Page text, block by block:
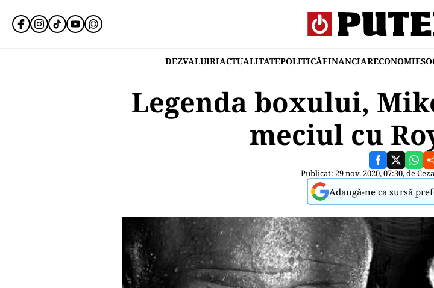
DEZVALUIRIACTUALITATEPOLITICĂFINANCIARECONOMIE
Legenda boxului,
meciul cu
Publicat: 29 nov. 2020, 07:30, de
Adaugă-ne ca sursă